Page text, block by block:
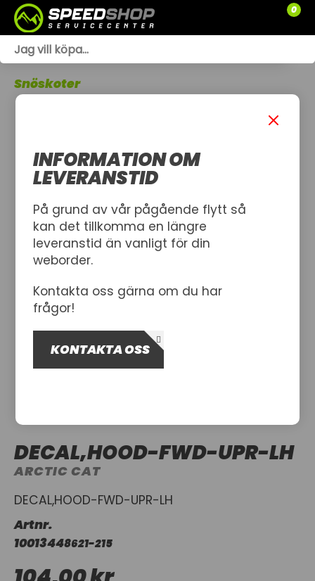
0
SLÄPVAGNAR
Snöskoter
DECAL,HOOD-FWD-UPR-LH
ARCTIC CAT
DECAL,HOOD-FWD-UPR-LH
Artnr.
10013448621-215
INFORMATION OM
LEVERANSTID
På grund av vår pågående flytt så
kan det tillkomma en längre
leveranstid än vanligt för din
weborder.
Kontakta oss gärna om du har
frågor!
KONTAKTA OSS